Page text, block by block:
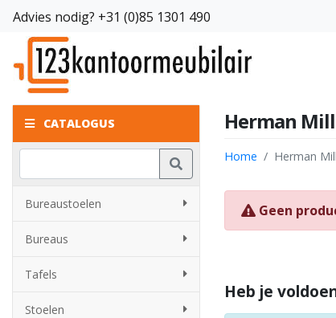
Advies nodig? +31 (0)85 1301 490
CATALOGUS
Bureaustoelen
Bureaus
Tafels
Stoelen
Herman
Home Herman
Geen
Heb je